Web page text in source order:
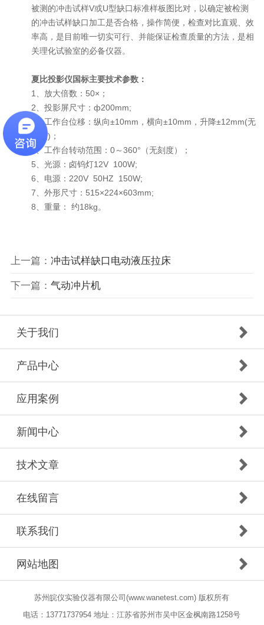
被测的冲击试样V或U型缺口标准样板图比对，以确定被检测
的冲击试样缺口加工是否合格，操作简便，检查对比直观、效
率高，是目前唯一切实可行、并能保证检查质量的方法，是相
关理化试验室的必备仪器。
夏比投影仪国标主要技术参数：
1、放大倍数：50×；
2、投影屏尺寸：ф200mm;
3、工作台位移：纵向±10mm，横向±10mm，升降±12mm(无
刻度)；
4、工作台转动范围：0～360°（无刻度）；
5、光源：卤钨灯12V 100W;
6、电源：220V 50HZ 150W;
7、外形尺寸：515×224×603mm;
8、重量： 约18kg。
上一篇： 冲击试样缺口电动液压拉床
下一篇： 气动冲片机
关于我们
产品中心
应用案例
新闻中心
技术文章
在线留言
联系我们
网站地图
苏州皖仪实验仪器有限公司(www.wanetest.com) 版权所有
电话：13771737954 地址：江苏省苏州市吴中区金枫南路1258号